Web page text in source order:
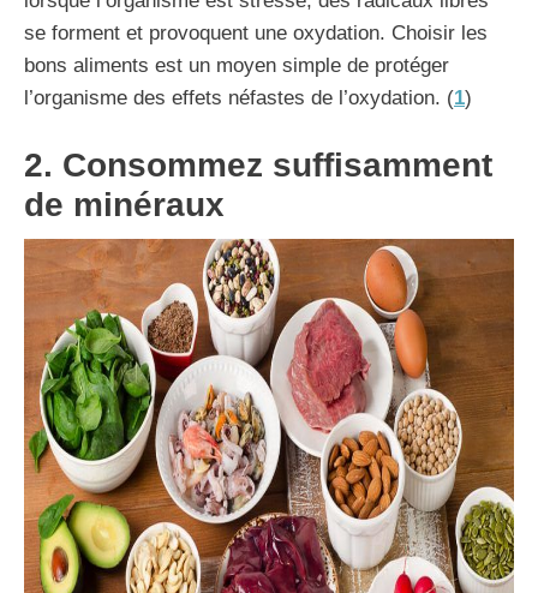
se forment et provoquent une oxydation. Choisir les
bons aliments est un moyen simple de protéger
l’organisme des effets néfastes de l’oxydation. (1)
2. Consommez suffisamment
de minéraux